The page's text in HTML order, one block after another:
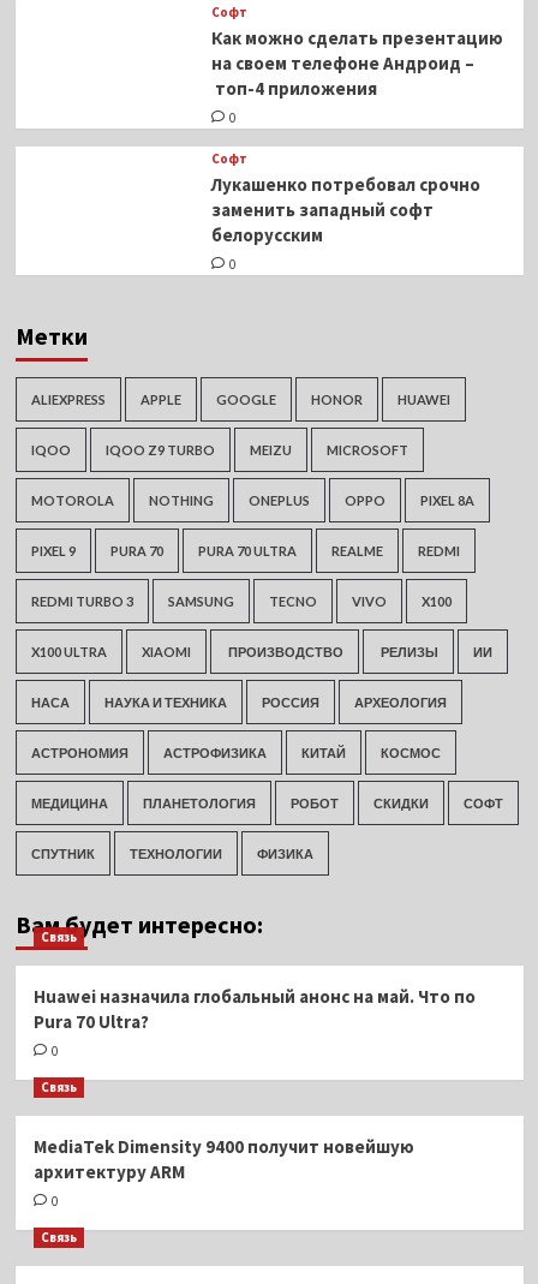
Софт
Как можно сделать презентацию
на своем телефоне Андроид –
топ-4 приложения
0
Софт
Лукашенко потребовал срочно
заменить западный софт
белорусским
0
Метки
ALIEXPRESS APPLE GOOGLE HONOR HUAWEI
IQOO IQOO Z9 TURBO MEIZU MICROSOFT
MOTOROLA NOTHING ONEPLUS OPPO PIXEL 8A
PIXEL 9 PURA 70 PURA 70 ULTRA REALME REDMI
REDMI TURBO 3 SAMSUNG TECNO VIVO X100
X100 ULTRA XIAOMI ПРОИЗВОДСТВО РЕЛИЗЫ ИИ
НАСА НАУКА И ТЕХНИКА РОССИЯ АРХЕОЛОГИЯ
АСТРОНОМИЯ АСТРОФИЗИКА КИТАЙ КОСМОС
МЕДИЦИНА ПЛАНЕТОЛОГИЯ РОБОТ СКИДКИ СОФТ
СПУТНИК ТЕХНОЛОГИИ ФИЗИКА
Вам будет интересно:
Связь
Huawei назначила глобальный анонс на май. Что по
Pura 70 Ultra?
0
Связь
MediaTek Dimensity 9400 получит новейшую
архитектуру ARM
0
Связь